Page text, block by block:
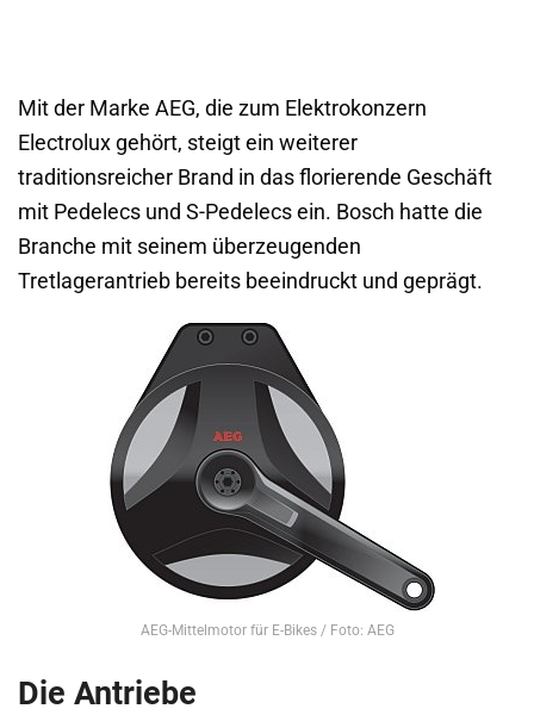
Mit der Marke AEG, die zum Elektrokonzern
Electrolux gehört, steigt ein weiterer
traditionsreicher Brand in das florierende Geschäft
mit Pedelecs und S-Pedelecs ein. Bosch hatte die
Branche mit seinem überzeugenden
Tretlagerantrieb bereits beeindruckt und geprägt.
AEG-Mittelmotor für E-Bikes / Foto: AEG
Die Antriebe